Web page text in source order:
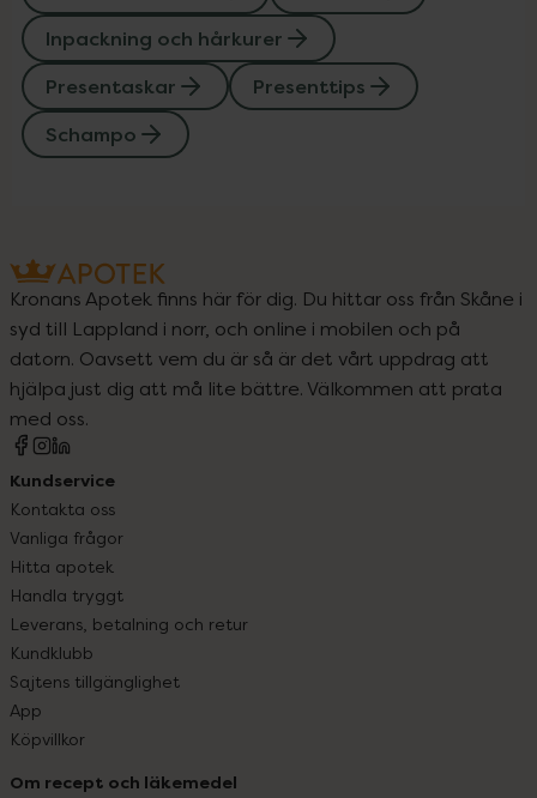
Inpackning och hårkurer
Presentaskar
Presenttips
Schampo
Kronans Apotek finns här för dig. Du hittar oss från Skåne i
syd till Lappland i norr, och online i mobilen och på
datorn. Oavsett vem du är så är det vårt uppdrag att
hjälpa just dig att må lite bättre. Välkommen att prata
med oss.
Kundservice
Kontakta oss
Vanliga frågor
Hitta apotek
Handla tryggt
Leverans, betalning och retur
Kundklubb
Sajtens tillgänglighet
App
Köpvillkor
Om recept och läkemedel